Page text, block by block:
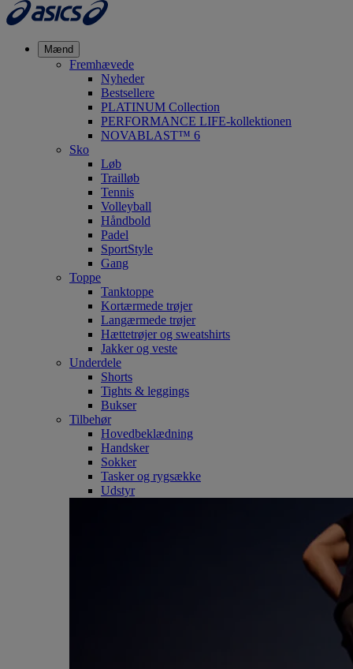
Mænd
Fremhævede
Nyheder
Bestsellere
PLATINUM Collection
PERFORMANCE LIFE-kollektionen
NOVABLAST™ 6
Sko
Løb
Trailløb
Tennis
Volleyball
Håndbold
Padel
SportStyle
Gang
Toppe
Tanktoppe
Kortærmede trøjer
Langærmede trøjer
Hættetrøjer og sweatshirts
Jakker og veste
Underdele
Shorts
Tights & leggings
Bukser
Tilbehør
Hovedbeklædning
Handsker
Sokker
Tasker og rygsække
Udstyr